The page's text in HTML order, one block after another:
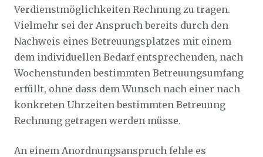
Verdienstmöglichkeiten Rechnung zu tragen.
Vielmehr sei der Anspruch bereits durch den
Nachweis eines Betreuungsplatzes mit einem
dem individuellen Bedarf entsprechenden, nach
Wochenstunden bestimmten Betreuungsumfang
erfüllt, ohne dass dem Wunsch nach einer nach
konkreten Uhrzeiten bestimmten Betreuung
Rechnung getragen werden müsse.
An einem Anordnungsanspruch fehle es